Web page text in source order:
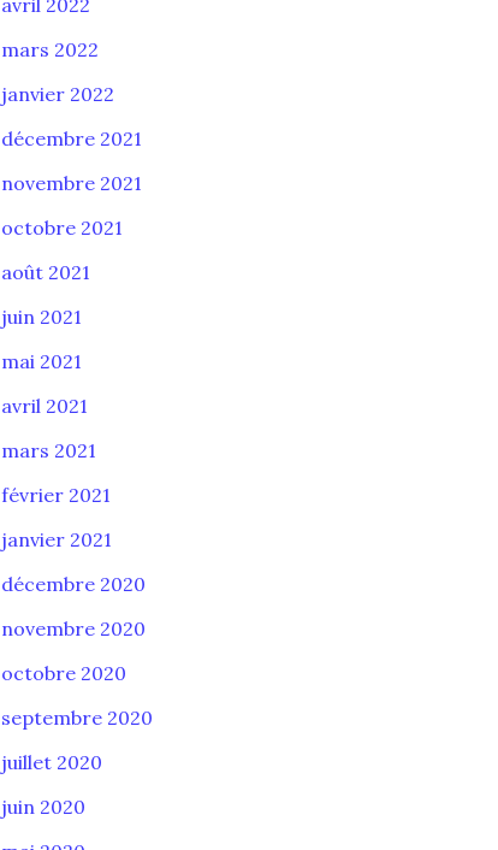
avril 2022
mars 2022
janvier 2022
décembre 2021
novembre 2021
octobre 2021
août 2021
juin 2021
mai 2021
avril 2021
mars 2021
février 2021
janvier 2021
décembre 2020
novembre 2020
octobre 2020
septembre 2020
juillet 2020
juin 2020